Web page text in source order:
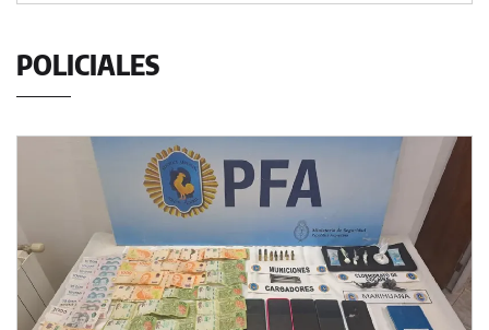
POLICIALES